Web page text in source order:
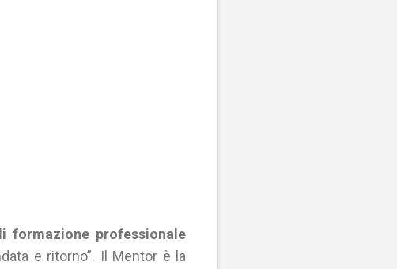
formazione professionale
e ritorno”. Il Mentor è la